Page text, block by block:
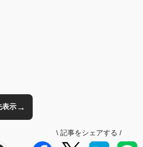
表示→
\ 記事をシェアする /